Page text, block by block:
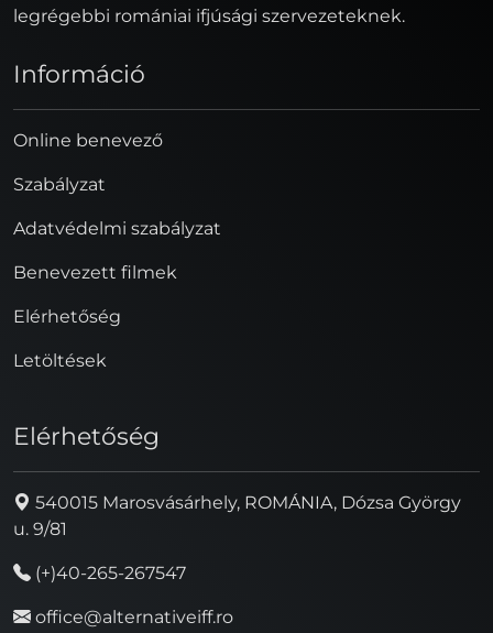
legrégebbi romániai ifjúsági szervezeteknek.
Információ
Online benevező
Szabályzat
Adatvédelmi szabályzat
Benevezett filmek
Elérhetőség
Letöltések
Elérhetőség
540015 Marosvásárhely, ROMÁNIA, Dózsa György
u. 9/81
(+)40-265-267547
office@alternativeiff.ro